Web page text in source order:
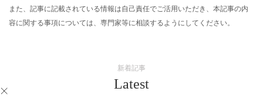
また、記事に記載されている情報は自己責任でご活用いただき、本記事の内
容に関する事項については、専門家等に相談するようにしてください。
新着記事
Latest